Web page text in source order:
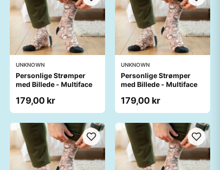
UNKNOWN
Personlige Strømper
med Billede - Multiface
179,00 kr
UNKNOWN
Personlige Strømper
med Billede - Multiface
179,00 kr